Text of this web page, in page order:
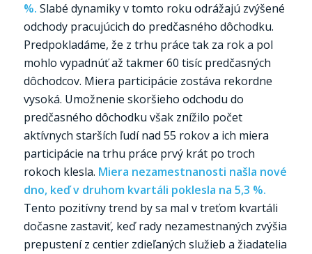
%. Slabé dynamiky v tomto roku odrážajú zvýšené
odchody pracujúcich do predčasného dôchodku.
Predpokladáme, že z trhu práce tak za rok a pol
mohlo vypadnúť až takmer 60 tisíc predčasných
dôchodcov. Miera participácie zostáva rekordne
vysoká. Umožnenie skoršieho odchodu do
predčasného dôchodku však znížilo počet
aktívnych starších ľudí nad 55 rokov a ich miera
participácie na trhu práce prvý krát po troch
rokoch klesla. Miera nezamestnanosti našla nové
dno, keď v druhom kvartáli poklesla na 5,3 %.
Tento pozitívny trend by sa mal v treťom kvartáli
dočasne zastaviť, keď rady nezamestnaných zvýšia
prepustení z centier zdieľaných služieb a žiadatelia